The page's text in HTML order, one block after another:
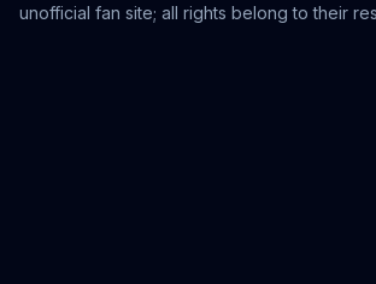
unofficial fan site; all rights belong to their